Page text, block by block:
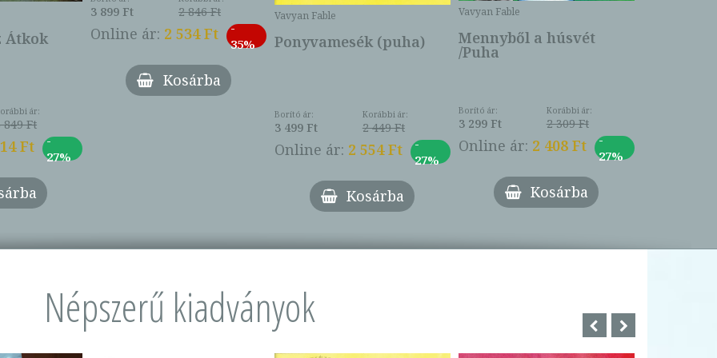
Átkok
ár:
849 Ft
Ft
-
27%
3 899 Ft 2 846 Ft
Online ár: 2 534 Ft
-
35%
Kosárba
Vavyan Fable
Ponyvamesék (puha)
Borító ár:
3 499 Ft
Korábbi ár:
2 449 Ft
Online ár: 2 554 Ft
-
27%
Kosárba
Vavyan Fable
Mennyből a húsvét
/Puha
Borító ár:
3 299 Ft
Korábbi ár:
2 309 Ft
Online ár: 2 408 Ft
-
27%
Kosárba
Népszerű kiadványok